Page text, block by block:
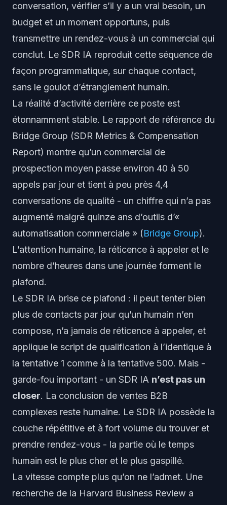
conversation, vérifier s’il y a un vrai besoin, un
budget et un moment opportuns, puis
transmettre un rendez-vous à un commercial qui
conclut. Le SDR IA reproduit cette séquence de
façon programmatique, sur chaque contact,
sans le goulot d’étranglement humain.
La réalité d’activité derrière ce poste est
étonnamment stable. Le rapport de référence du
Bridge Group (SDR Metrics & Compensation
Report) montre qu’un commercial de
prospection moyen passe environ 40 à 50
appels par jour et tient à peu près 4,4
conversations de qualité - un chiffre qui n’a pas
augmenté malgré quinze ans d’outils d’«
automatisation commerciale » (Bridge Group).
L’attention humaine, la réticence à appeler et le
nombre d’heures dans une journée forment le
plafond.
Le SDR IA brise ce plafond : il peut tenter bien
plus de contacts par jour qu’un humain n’en
compose, n’a jamais de réticence à appeler, et
applique le script de qualification à l’identique à
la tentative 1 comme à la tentative 500. Mais -
garde-fou important - un SDR IA n’est pas un
closer. La conclusion de ventes B2B
complexes reste humaine. Le SDR IA possède la
couche répétitive et à fort volume du trouver et
prendre rendez-vous - la partie où le temps
humain est le plus cher et le plus gaspillé.
La vitesse compte plus qu’on ne l’admet. Une
recherche de la Harvard Business Review a